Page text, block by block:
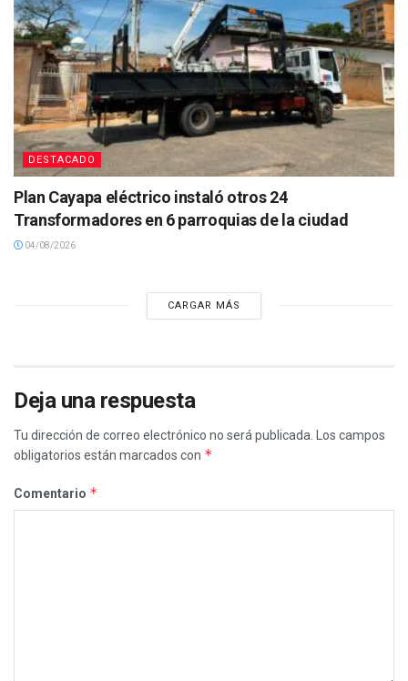
DESTACADO
Plan Cayapa eléctrico instaló otros 24
Transformadores en 6 parroquias de la ciudad
04/08/2026
CARGAR MÁS
Deja una respuesta
Tu dirección de correo electrónico no será publicada.
Los campos
obligatorios están marcados con *
Comentario *